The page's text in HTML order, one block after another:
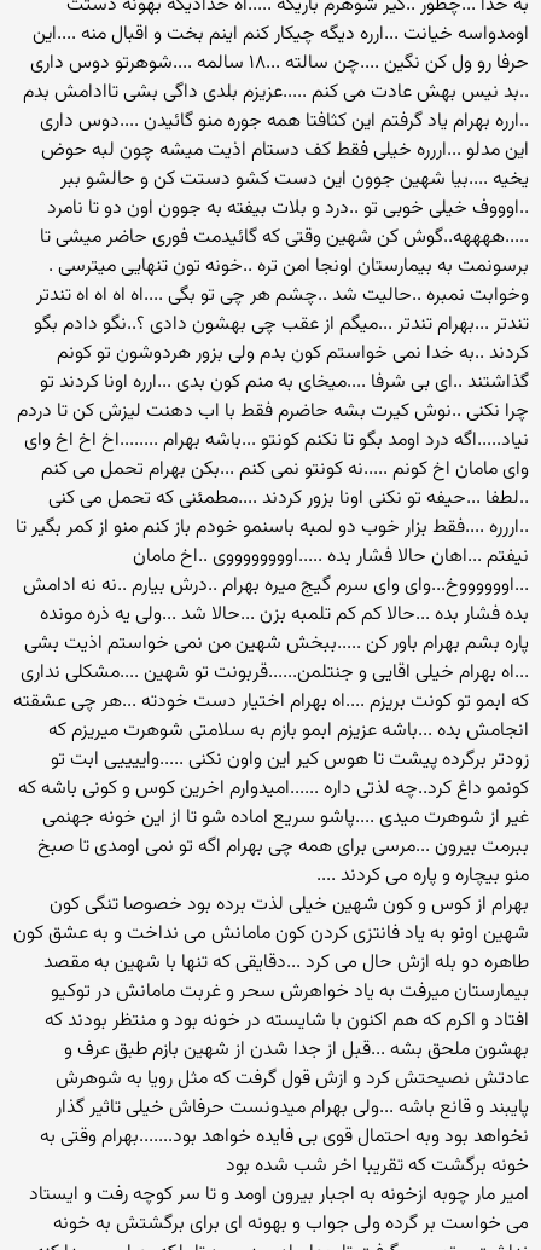
اومدواسه خیانت ...ارره دیگه چیکار کنم اینم بخت و اقبال منه ....این
حرفا رو ول کن نگین ....چن سالته ...۱۸ سالمه ....شوهرتو دوس داری
..بد نیس بهش عادت می کنم .....عزیزم بلدی داگی بشی تاادامش بدم
..ارره بهرام یاد گرفتم این کثافتا همه جوره منو گائیدن ....دوس داری
این مدلو ...اررره خیلی فقط کف دستام اذیت میشه چون لبه حوض
یخیه ....بیا شهین جوون این دست کشو دستت کن و حالشو ببر
..اوووف خیلی خوبی تو ..درد و بلات بیفته به جوون اون دو تا نامرد
.....ههههه..گوش کن شهین وقتی که گائیدمت فوری حاضر میشی تا
برسونمت به بیمارستان اونجا امن تره ..خونه تون تنهایی میترسی .
وخوابت نمبره ..حالیت شد ..چشم هر چی تو بگی ....اه اه اه اه تندتر
تندتر ...بهرام تندتر ...میگم از عقب چی بهشون دادی ؟..نگو دادم بگو
کردند ..به خدا نمی خواستم کون بدم ولی بزور هردوشون تو کونم
گذاشتند ..ای بی شرفا ....میخای به منم کون بدی ...ارره اونا کردند تو
چرا نکنی ..نوش کیرت بشه حاضرم فقط با اب دهنت لیزش کن تا دردم
نیاد.....اگه درد اومد بگو تا نکنم کونتو ...باشه بهرام ........اخ اخ اخ وای
وای مامان اخ کونم .....نه کونتو نمی کنم ...بکن بهرام تحمل می کنم
..لطفا ...حیفه تو نکنی اونا بزور کردند ....مطمئنی که تحمل می کنی
..اررره ....فقط بزار خوب دو لمبه باسنمو خودم باز کنم منو از کمر بگیر تا
نیفتم ...اهان حالا فشار بده .....اووووووووی ..اخ مامان
...اووووووخ...وای وای سرم گیج میره بهرام ..درش بیارم ..نه نه ادامش
بده فشار بده ...حالا کم کم تلمبه بزن ...حالا شد ...ولی یه ذره مونده
پاره بشم بهرام باور کن .....ببخش شهین من نمی خواستم اذیت بشی
...اه بهرام خیلی اقایی و جنتلمن......قربونت تو شهین ....مشکلی نداری
که ابمو تو کونت بریزم ....اه بهرام اختیار دست خودته ...هر چی عشقته
انجامش بده ...باشه عزیزم ابمو بازم به سلامتی شوهرت میریزم که
زودتر برگرده پیشت تا هوس کیر این واون نکنی .....واییییی ابت تو
کونمو داغ کرد..چه لذتی داره ......امیدوارم اخرین کوس و کونی باشه که
غیر از شوهرت میدی ....پاشو سریع اماده شو تا از این خونه جهنمی
ببرمت بیرون ...مرسی برای همه چی بهرام اگه تو نمی اومدی تا صبخ
منو بیچاره و پاره می کردند ....
بهرام از کوس و کون شهین خیلی لذت برده بود خصوصا تنگی کون
شهین اونو به یاد فانتزی کردن کون مامانش می نداخت و به عشق کون
طاهره دو بله ازش حال می کرد ...دقایقی که تنها با شهین به مقصد
بیمارستان میرفت به یاد خواهرش سحر و غربت مامانش در توکیو
افتاد و اکرم که هم اکنون با شایسته در خونه بود و منتظر بودند که
بهشون ملحق بشه ...قبل از جدا شدن از شهین بازم طبق عرف و
عادتش نصیحتش کرد و ازش قول گرفت که مثل رویا به شوهرش
پایبند و قانع باشه ...ولی بهرام میدونست حرفاش خیلی تاثیر گذار
نخواهد بود وبه احتمال قوی بی فایده خواهد بود.......بهرام وقتی به
خونه برگشت که تقریبا اخر شب شده بود
امیر مار چوبه ازخونه به اجبار بیرون اومد و تا سر کوچه رفت و ایستاد
می خواست بر گرده ولی جواب و بهونه ای برای برگشتش به خونه